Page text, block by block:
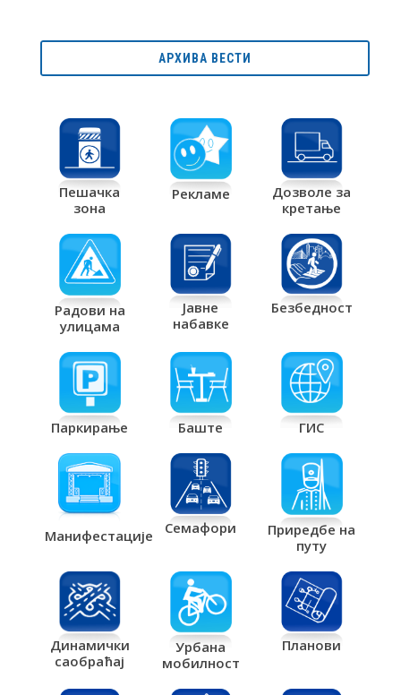
АРХИВА ВЕСТИ
Пешачка
зона
Рекламе
Дозволе за
кретање
Радови на
улицама
Јавне
набавке
Безбедност
Паркирање Баште ГИС
Манифестације Семафори
Приредбе на
путу
Динамички
саобраћај
Урбана
мобилност
Планови